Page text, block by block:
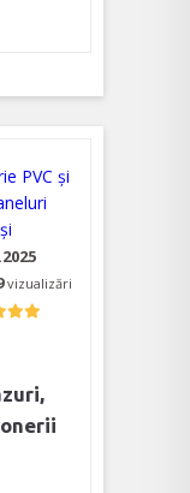
vizualizări